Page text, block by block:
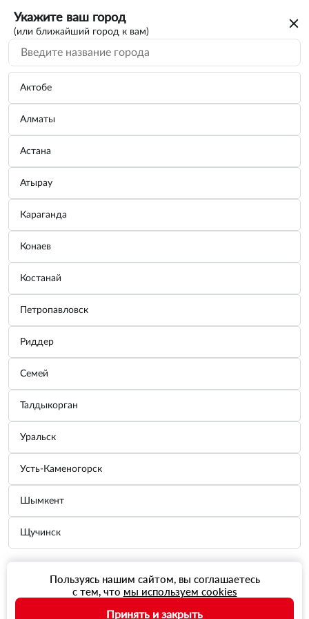
Укажите ваш город
(или ближайший город к вам)
Актобе
Алматы
Астана
Атырау
Караганда
Конаев
Костанай
Петропавловск
Риддер
Семей
Талдыкорган
Уральск
Усть-Каменогорск
Шымкент
Щучинск
Пользуясь нашим сайтом, вы соглашаетесь
с тем, что мы используем cookies
Принять и закрыть